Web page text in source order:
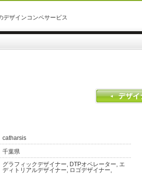
デザインコンペサービス
catharsis
千葉県
グラフィックデザイナー, DTPオペレーター, エ
ディトリアルデザイナー, ロゴデザイナー,